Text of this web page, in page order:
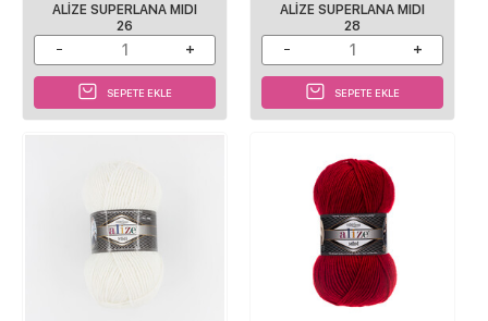
ALİZE SUPERLANA MIDI
26
SEPETE EKLE
ALİZE SUPERLANA MIDI
28
SEPETE EKLE